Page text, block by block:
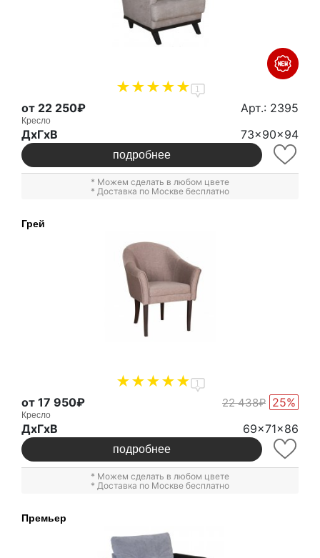
1
от 22 250₽ Арт.: 2395
Кресло
ДxГxВ 73x90x94
подробнее
* Можем сделать в любом цвете
* Доставка по Москве бесплатно
Грей
1
от 17 950₽ 22 438₽ 25%
Кресло
ДxГxВ 69x71x86
подробнее
* Можем сделать в любом цвете
* Доставка по Москве бесплатно
Премьер